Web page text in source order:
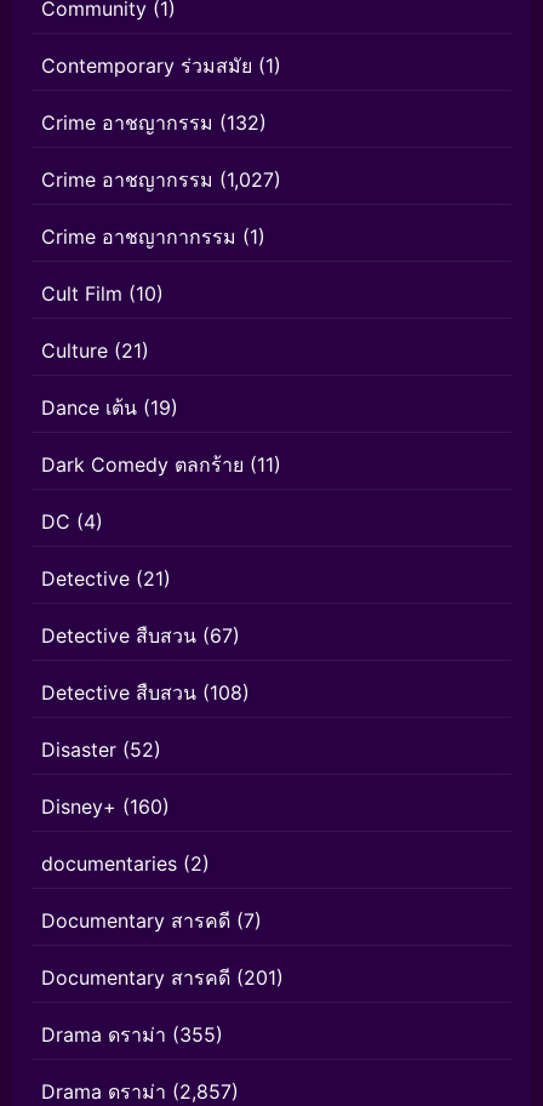
Community (1)
Contemporary ร่วมสมัย (1)
Crime อาชญากรรม (132)
Crime อาชญากรรม (1,027)
Crime อาชญากากรรม (1)
Cult Film (10)
Culture (21)
Dance เต้น (19)
Dark Comedy ตลกร้าย (11)
DC (4)
Detective (21)
Detective สืบสวน (67)
Detective สืบสวน (108)
Disaster (52)
Disney+ (160)
documentaries (2)
Documentary สารคดี (7)
Documentary สารคดี (201)
Drama ดราม่า (355)
Drama ดราม่า (2,857)